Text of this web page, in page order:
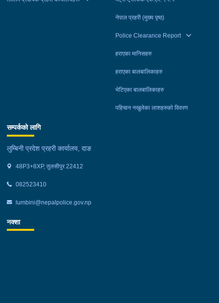
डिस्चार्ज भएकी छन्।दुर्घटनामा संलग्न टिप्पर, टिप्पर चालक दाङ शान्तिनगर
गाउँपालिका–३ निवासी ३९ वर्षीय शेरबहादुर थापा तथा मोटरसाइकल इलाका
प्रहरीले आवश्यक अनुसन्धान गरिरहेको छ।
नेपाल प्रहरी (मुख्य पृष्ठ)
Police Clearance Report
हराएका मानिसहरु
हराएका बालबालिकाहरु
भेटिएका बालबालिकाहरु
पहिचान नखुलेका लाशहरुको विवरण
सम्पर्कको लागि
लुम्बिनी प्रदेश प्रहरी कार्यालय, दाङ
48P3+8XP, तुलसीपुर 22412
082523410
lumbini@nepalpolice.gov.np
नक्शा